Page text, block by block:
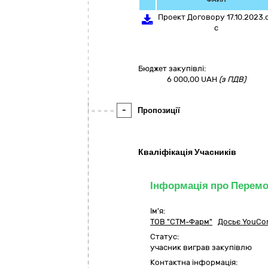
Проект Договору
c
Бюджет закупівлі:
6 000,00 UAH (з ПДВ)
- Пропозиції
Кваліфікація Учасників
Інформація про
Ім'я:
ТОВ "СТМ-Фарм" Досьє
Статус:
учасник виграв закупівлю
Контактна інформація: